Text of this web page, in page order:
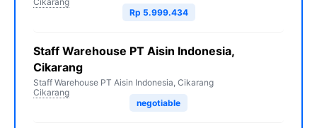
Rp 5.999.434
Staff Warehouse PT Aisin Indonesia,
Cikarang
Staff Warehouse PT Aisin Indonesia, Cikarang
Cikarang
negotiable